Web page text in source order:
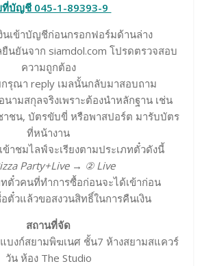
ที่บัญชี 045-1-89393-9
นเข้าบัญชีก่อนกรอกฟอร์มด้านล่าง
นยันจาก siamdol.com โปรดตรวจสอบ
ความถูกต้อง
รุณา reply เมลนั้นกลับมาสอบถาม
ามสกุลจริงเพราะต้องนำหลักฐาน เช่น
าชน, บัตรขับขี่ หรือพาสปอร์ต มารับบัตร
ที่หน้างาน
าชมไลฟ์จะเรียงตามประเภทตั๋วดังนี้
Party+Live → ② Live
ตั๋วคนที่ทำการซื้อก่อนจะได้เข้าก่อน
วแล้วขอสงวนสิทธิ์ในการคืนเงิน
สถานที่จัด
แบงก์สยามพิฆเนศ ชั้น7 ห้างสยามสแควร์
วัน ห้อง The Studio